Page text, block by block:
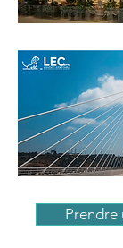
Prendre